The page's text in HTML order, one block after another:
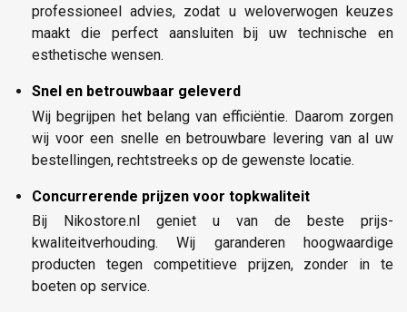
professioneel advies, zodat u weloverwogen keuzes
maakt die perfect aansluiten bij uw technische en
esthetische wensen.
Snel en betrouwbaar geleverd
Wij begrijpen het belang van efficiëntie. Daarom zorgen
wij voor een snelle en betrouwbare levering van al uw
bestellingen, rechtstreeks op de gewenste locatie.
Concurrerende prijzen voor topkwaliteit
Bij Nikostore.nl geniet u van de beste prijs-
kwaliteitverhouding. Wij garanderen hoogwaardige
producten tegen competitieve prijzen, zonder in te
boeten op service.